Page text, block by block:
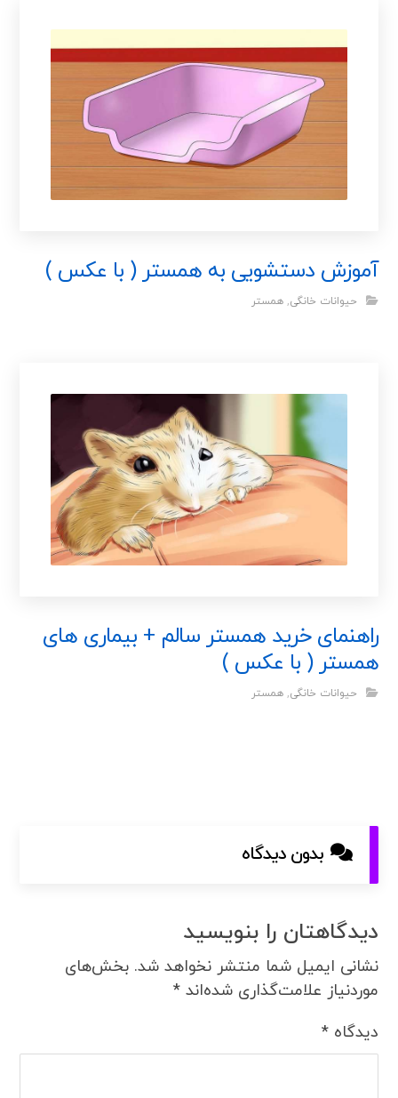
آموزش دستشویی به همستر ( با عکس )
حیوانات خانگی,همستر
راهنمای خرید همستر سالم + بیماری های
همستر ( با عکس )
حیوانات خانگی,همستر
بدون دیدگاه
دیدگاهتان را بنویسید
نشانی ایمیل شما منتشر نخواهد شد. بخش‌های
موردنیاز علامت‌گذاری شده‌اند*
دیدگاه*